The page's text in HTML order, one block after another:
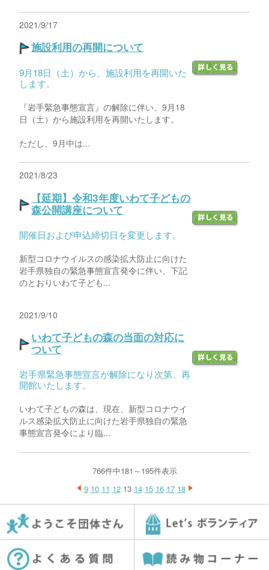
2021/9/17
施設利用の再開について
9月18日（土）から、施設利用を再開いた
します。
『岩手緊急事態宣言』の解除に伴い、9月18
日（土）から施設利用を再開いたします。
ただし、9月中は...
2021/8/23
【延期】令和3年度いわて子どもの
森公開講座について
開催日および申込締切日を変更します。
新型コロナウイルスの感染拡大防止に向けた
岩手県独自の緊急事態宣言発令に伴い、下記
のとおりいわて子ども...
2021/9/10
いわて子どもの森の当面の対応に
ついて
岩手県緊急事態宣言が解除になり次第、再
開館いたします。
いわて子どもの森は、現在、新型コロナウイ
ルス感染拡大防止に向けた岩手県独自の緊急
事態宣言発令により臨...
766件中181～195件表示
9 10 11 1213 14 15 16 17 18